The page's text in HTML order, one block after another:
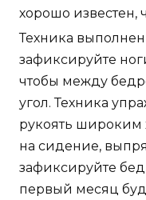
хорошо известен,
Техника
зафиксируйте
чтобы между
угол. Техника
рукоять широким
на сидение,
зафиксируйте
первый месяц